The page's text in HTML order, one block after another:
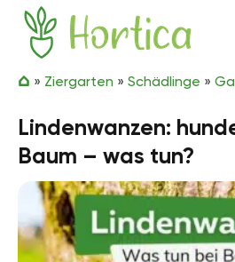
Zum Inhalt springen
Hortica
» Ziergarten » Schädlinge »
Lindenwanzen:
Baum – was tun?